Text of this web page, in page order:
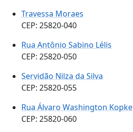
Travessa Moraes
CEP: 25820-040
Rua Antônio Sabino Lélis
CEP: 25820-050
Servidão Nilza da Silva
CEP: 25820-055
Rua Álvaro Washington Kopke
CEP: 25820-060